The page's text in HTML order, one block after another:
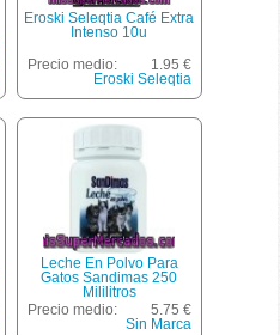
Eroski Seleqtia Café Extra
Intenso 10u
Precio medio:
1.95 €
Eroski Seleqtia
Leche En Polvo Para
Gatos Sandimas 250
Mililitros
Precio medio:
5.75 €
Sin Marca